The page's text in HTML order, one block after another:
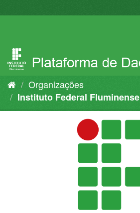
para
Organizações
Instituto Federal Fluminense